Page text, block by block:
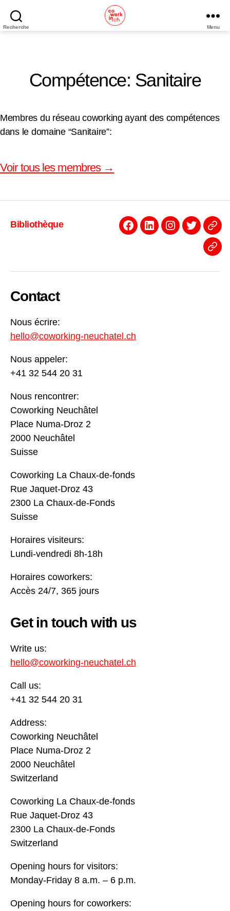
Recherche
Coworking
Menu
Compétence: Sanitaire
Membres du réseau coworking ayant des compétences
dans le domaine “Sanitaire”:
Voir tous les membres →
Bibliothèque
Facebook
LinkedinInstagram
Twitter
Contact
Nous écrire:
hello@coworking-neuchatel.ch
Nous appeler:
+41 32 544 20 31
Nous rencontrer:
Coworking Neuchâtel
Place Numa-Droz 2
2000 Neuchâtel
Suisse
Coworking La Chaux-de-fonds
Rue Jaquet-Droz 43
2300 La Chaux-de-Fonds
Suisse
Horaires visiteurs:
Lundi-vendredi 8h-18h
Horaires coworkers:
Accès 24/7, 365 jours
Get in touch with us
Write us:
hello@coworking-neuchatel.ch
Call us:
+41 32 544 20 31
Address:
Coworking Neuchâtel
Place Numa-Droz 2
2000 Neuchâtel
Switzerland
Coworking La Chaux-de-fonds
Rue Jaquet-Droz 43
2300 La Chaux-de-Fonds
Switzerland
Opening hours for visitors:
Monday-Friday 8 a.m. – 6 p.m.
Opening hours for coworkers: